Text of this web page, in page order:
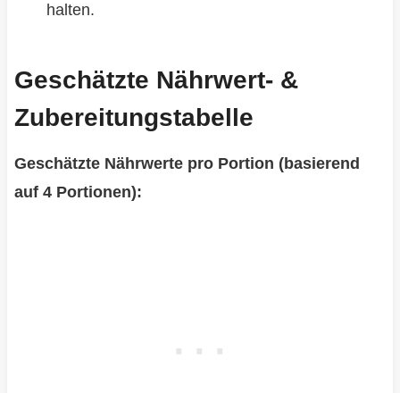
halten.
Geschätzte Nährwert- &
Zubereitungstabelle
Geschätzte Nährwerte pro Portion (basierend
auf 4 Portionen):